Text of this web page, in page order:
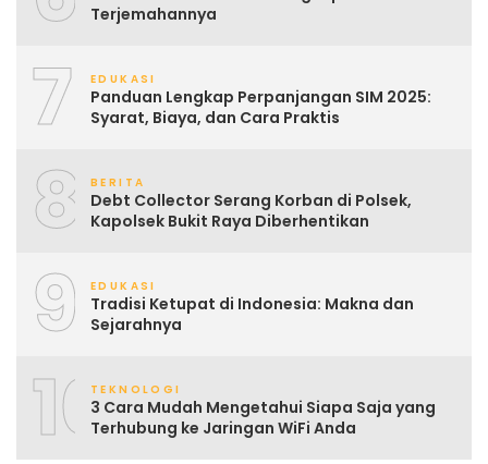
Terjemahannya
7 EDUKASI
Panduan Lengkap Perpanjangan SIM 2025:
Syarat, Biaya, dan Cara Praktis
8 BERITA
Debt Collector Serang Korban di Polsek,
Kapolsek Bukit Raya Diberhentikan
9 EDUKASI
Tradisi Ketupat di Indonesia: Makna dan
Sejarahnya
10TEKNOLOGI
3 Cara Mudah Mengetahui Siapa Saja yang
Terhubung ke Jaringan WiFi Anda